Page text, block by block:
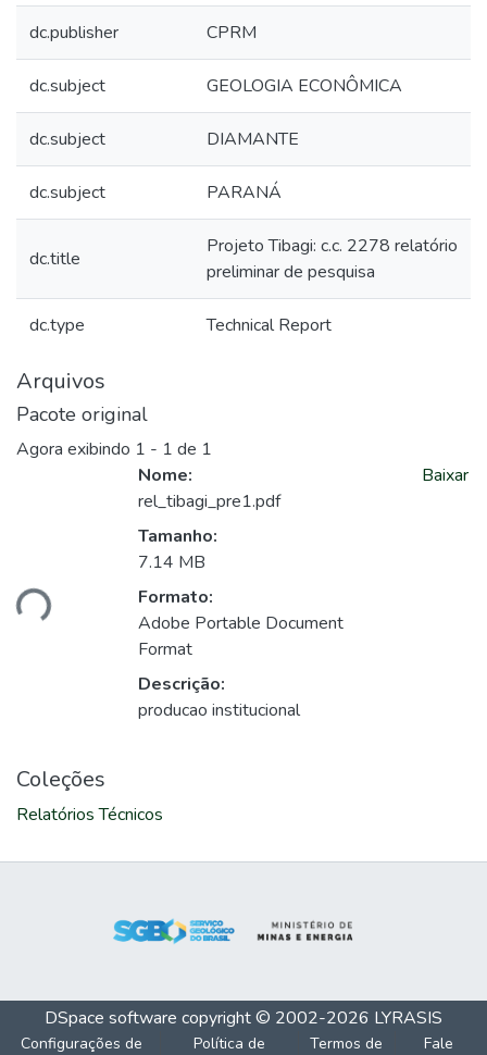
dc.publisher CPRM
dc.subject GEOLOGIA ECONÔMICA
dc.subject DIAMANTE
dc.subject PARANÁ
dc.title
Projeto Tibagi: c.c. 2278 relatório
preliminar de pesquisa
dc.type Technical Report
Arquivos
Pacote original
Agora exibindo 1 - 1 de 1
Nome:
rel_tibagi_pre1.pdf
Tamanho:
7.14 MB
Formato:
Adobe Portable Document
Format
Descrição:
producao institucional
Baixar
Coleções
Relatórios Técnicos
DSpace software copyright © 2002-2026 LYRASIS
Configurações de Política de Termos de Fale